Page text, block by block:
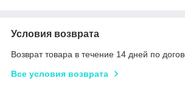
Условия возврата
Возврат товара в течение 14 дней по
Все условия возврата